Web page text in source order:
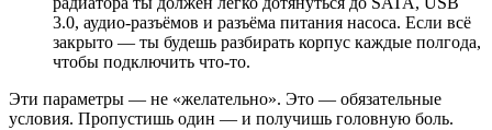
3.0, аудио-разъёмов и разъёма питания насоса. Если всё
закрыто — ты будешь разбирать корпус каждые полгода,
чтобы подключить что-то.
Эти параметры — не «желательно». Это — обязательные
условия. Пропустишь один — и получишь головную боль.